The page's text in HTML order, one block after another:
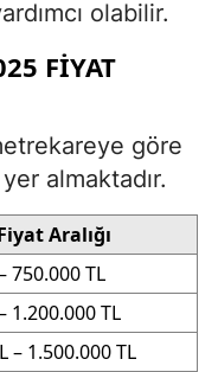
olabilir.
FIYAT
göre
almaktadır.
Aralığı
750.000 TL
1.200.000 TL
– 1.500.000 TL